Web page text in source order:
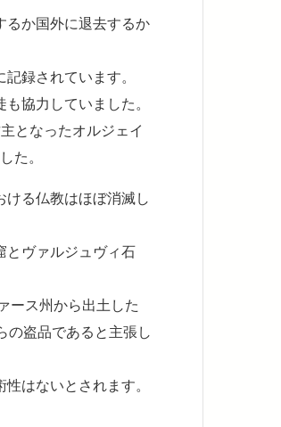
るか国外に退去するか
録されています。
協力していました。
となったオルジェイ
た。
ける仏教はほぼ消滅し
とヴァルジュヴィ石
ース州から出土した
の盗品であると主張し
はないとされます。